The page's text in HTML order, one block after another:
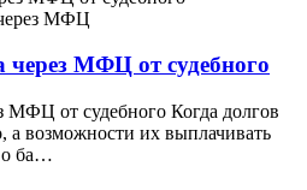
МФЦ
через МФЦ от судебного
МФЦ от судебного Когда долгов
а возможности их выплачивать
о ба…